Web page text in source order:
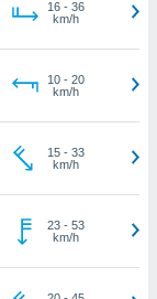
16- 36
km/h
10- 20
km/h
15- 33
km/h
23- 53
km/h